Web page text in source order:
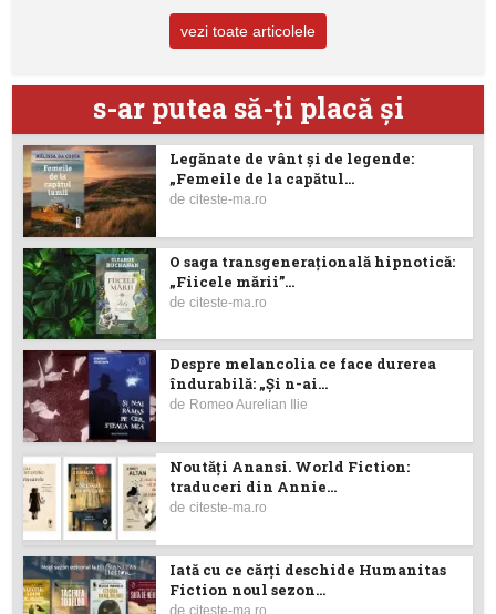
vezi toate articolele
s-ar putea să-ţi placă şi
Legănate de vânt și de legende:
„Femeile de la capătul...
deciteste-ma.ro
O saga transgenerațională hipnotică:
„Fiicele mării”...
deciteste-ma.ro
Despre melancolia ce face durerea
îndurabilă: „Și n-ai...
de Romeo Aurelian Ilie
Noutăţi Anansi. World Fiction:
traduceri din Annie...
deciteste-ma.ro
Iată cu ce cărţi deschide Humanitas
Fiction noul sezon...
deciteste-ma.ro